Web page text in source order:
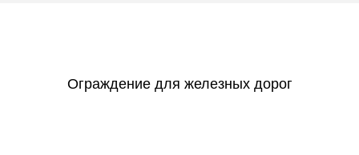
Ограждение для железных дорог